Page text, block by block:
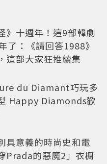
》十週年！這9部韓劇
了：《請回答1988》
這部大家狂推續集
du Diamant巧玩多
Happy Diamonds歡
具意義的時尚史和電
Prada的惡魔2」衣櫥